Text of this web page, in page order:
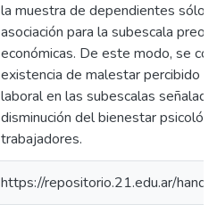
la muestra de dependientes sólo
asociación para la subescala
económicas. De este modo, se
existencia de malestar percibido
laboral en las subescalas
disminución del bienestar
trabajadores.
https://repositorio.21.edu.ar/